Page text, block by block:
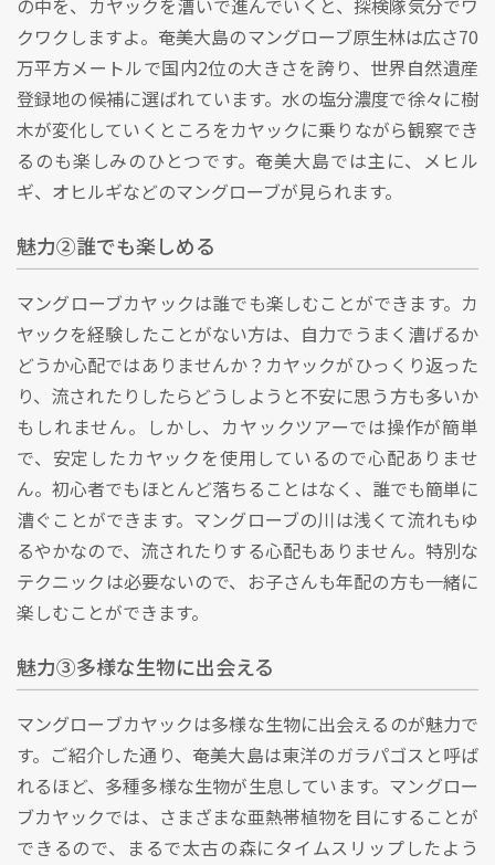
クワクしますよ。奄美大島のマングローブ原生林は広さ70
万平方メートルで国内2位の大きさを誇り、世界自然遺産
登録地の候補に選ばれています。水の塩分濃度で徐々に樹
木が変化していくところをカヤックに乗りながら観察でき
るのも楽しみのひとつです。奄美大島では主に、メヒル
ギ、オヒルギなどのマングローブが見られます。
魅力②誰でも楽しめる
マングローブカヤックは誰でも楽しむことができます。カ
ヤックを経験したことがない方は、自力でうまく漕げるか
どうか心配ではありませんか？カヤックがひっくり返った
り、流されたりしたらどうしようと不安に思う方も多いか
もしれません。しかし、カヤックツアーでは操作が簡単
で、安定したカヤックを使用しているので心配ありませ
ん。初心者でもほとんど落ちることはなく、誰でも簡単に
漕ぐことができます。マングローブの川は浅くて流れもゆ
るやかなので、流されたりする心配もありません。特別な
テクニックは必要ないので、お子さんも年配の方も一緒に
楽しむことができます。
魅力③多様な生物に出会える
マングローブカヤックは多様な生物に出会えるのが魅力で
す。ご紹介した通り、奄美大島は東洋のガラパゴスと呼ば
れるほど、多種多様な生物が生息しています。マングロー
ブカヤックでは、さまざまな亜熱帯植物を目にすることが
できるので、まるで太古の森にタイムスリップしたよう